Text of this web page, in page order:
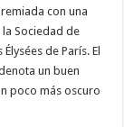
con una
Sociedad de
de París. El
un buen
poco más oscuro